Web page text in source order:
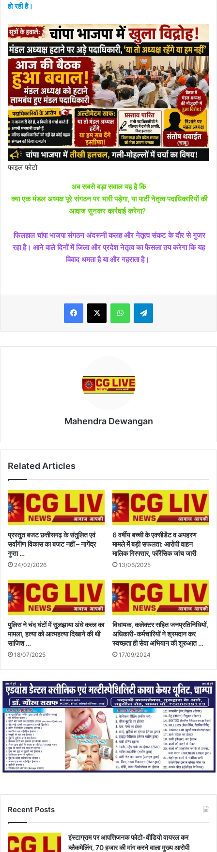
हो रही है।
फाइल फोटो
अब सबसे बड़ा सवाल यह है कि
क्या एक मंडल अध्यक्ष पूरे संगठन पर भारी पड़ेगा, या पार्टी नेतृत्व पदाधिकारियों की
आवाज सुनकर कार्रवाई करेगा?
फिलहाल चांपा भाजपा संगठन अंदरूनी कलह और नेतृत्व संकट के दौर से गुजर
रहा है। आने वाले दिनों में जिला और प्रदेश नेतृत्व का फैसला तय करेगा कि यह
विवाद थमता है या और गहराता है।
WhatsAppTelegram
Mahendra Dewangan
Related Articles
प्रस्तुत बजट छत्तीसगढ़ के संतुलित एवं
सर्वांगीण विकास का बजट नहीं – नागेंद्र
गुप्ता …
24/02/2026
6 वर्षीय बच्ची के एक्सीडेंट व अपहरण
मामले में बड़ी सफलता: आरोपी वाहन
मालिक गिरफ्तार, फॉरेंसिक जांच जारी
13/06/2025
पुलिस ने चंद घंटों में सुलझाया अंधे कत्ल का
मामला, हत्या को आत्महत्या दिखाने की थी
साजिश …
18/07/2025
विधायक, कलेक्टर सहित जनप्रतिनिधियों,
अधिकारी-कर्मचारियों ने श्रमदान कर
स्वच्छता ही सेवा अभियान की शुरुआत …
17/09/2024
Recent Posts
इंस्टाग्राम पर आपत्तिजनक फोटो-वीडियो वायरल कर
ब्लैकमेलिंग, 70 हजार की मांग करने वाला मुख्य आरोपी